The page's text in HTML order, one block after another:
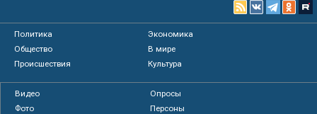
Политика
Экономика
Общество
В мире
Происшествия
Культура
Видео
Опросы
Фото
Персоны